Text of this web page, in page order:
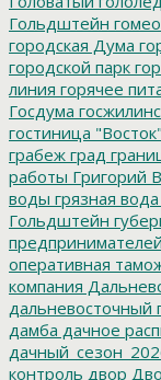
Гольдштейн
городская Дума
городской парк
линия горячее
Госдума
гостиница "Восток"
грабеж град
работы Григорий
воды грязная вода
Гольдштейн
предпринимателей
оперативная
компания
дальневосточный
дамба дачное
контроль двор